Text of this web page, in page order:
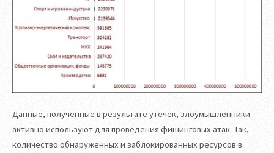
Данные, полученные в результате утечек, злоумышленники
активно используют для проведения фишинговых атак. Так,
количество обнаруженных и заблокированных ресурсов в